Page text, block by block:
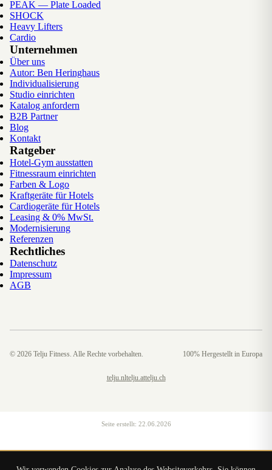
PEAK — Plate Loaded
SHOCK
Heavy Lifters
Cardio
Unternehmen
Über uns
Autor: Ben Heringhaus
Individualisierung
Studio einrichten
Katalog anfordern
B2B Partner
Blog
Kontakt
Ratgeber
Hotel-Gym ausstatten
Fitnessraum einrichten
Farben & Logo
Kraftgeräte für Hotels
Cardiogeräte für Hotels
Leasing & 0% MwSt.
Modernisierung
Referenzen
Rechtliches
Datenschutz
Impressum
AGB
© 2026 Telju Fitness. Alle Rechte vorbehalten. 100% Hergestellt in Europa
telju.nltelju.attelju.ch
Seite erstellt: 22.06.2026